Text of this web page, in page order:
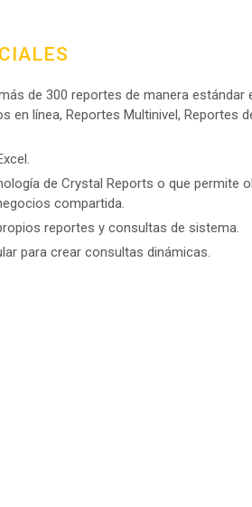
de 300 reportes de manera estándar
en línea, Reportes Multinivel, Reportes
de Crystal Reports o que permite
compartida.
reportes y consultas de sistema.
para crear consultas dinámicas.